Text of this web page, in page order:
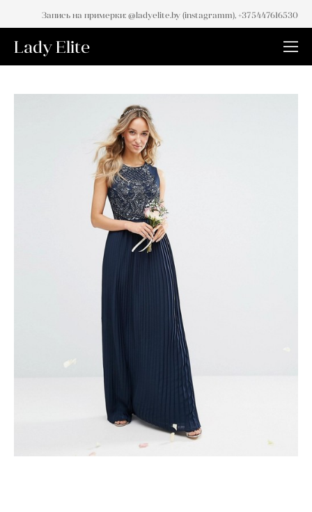
Запись на примерки: @ladyelite.by (instagramm), +375447616530
Lady Elite